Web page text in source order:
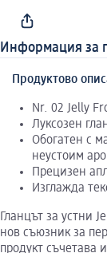
Информация за
Продуктово
Nr. 02 Jelly
Луксозен
Обогатен с
неустоим
Прецизен
Изглажда
Гланцът за устни
нов съюзник за
продукт съчетава